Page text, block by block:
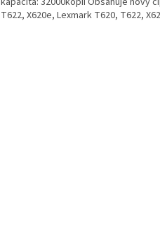
T622, X620e, Lexmark T620, T622,